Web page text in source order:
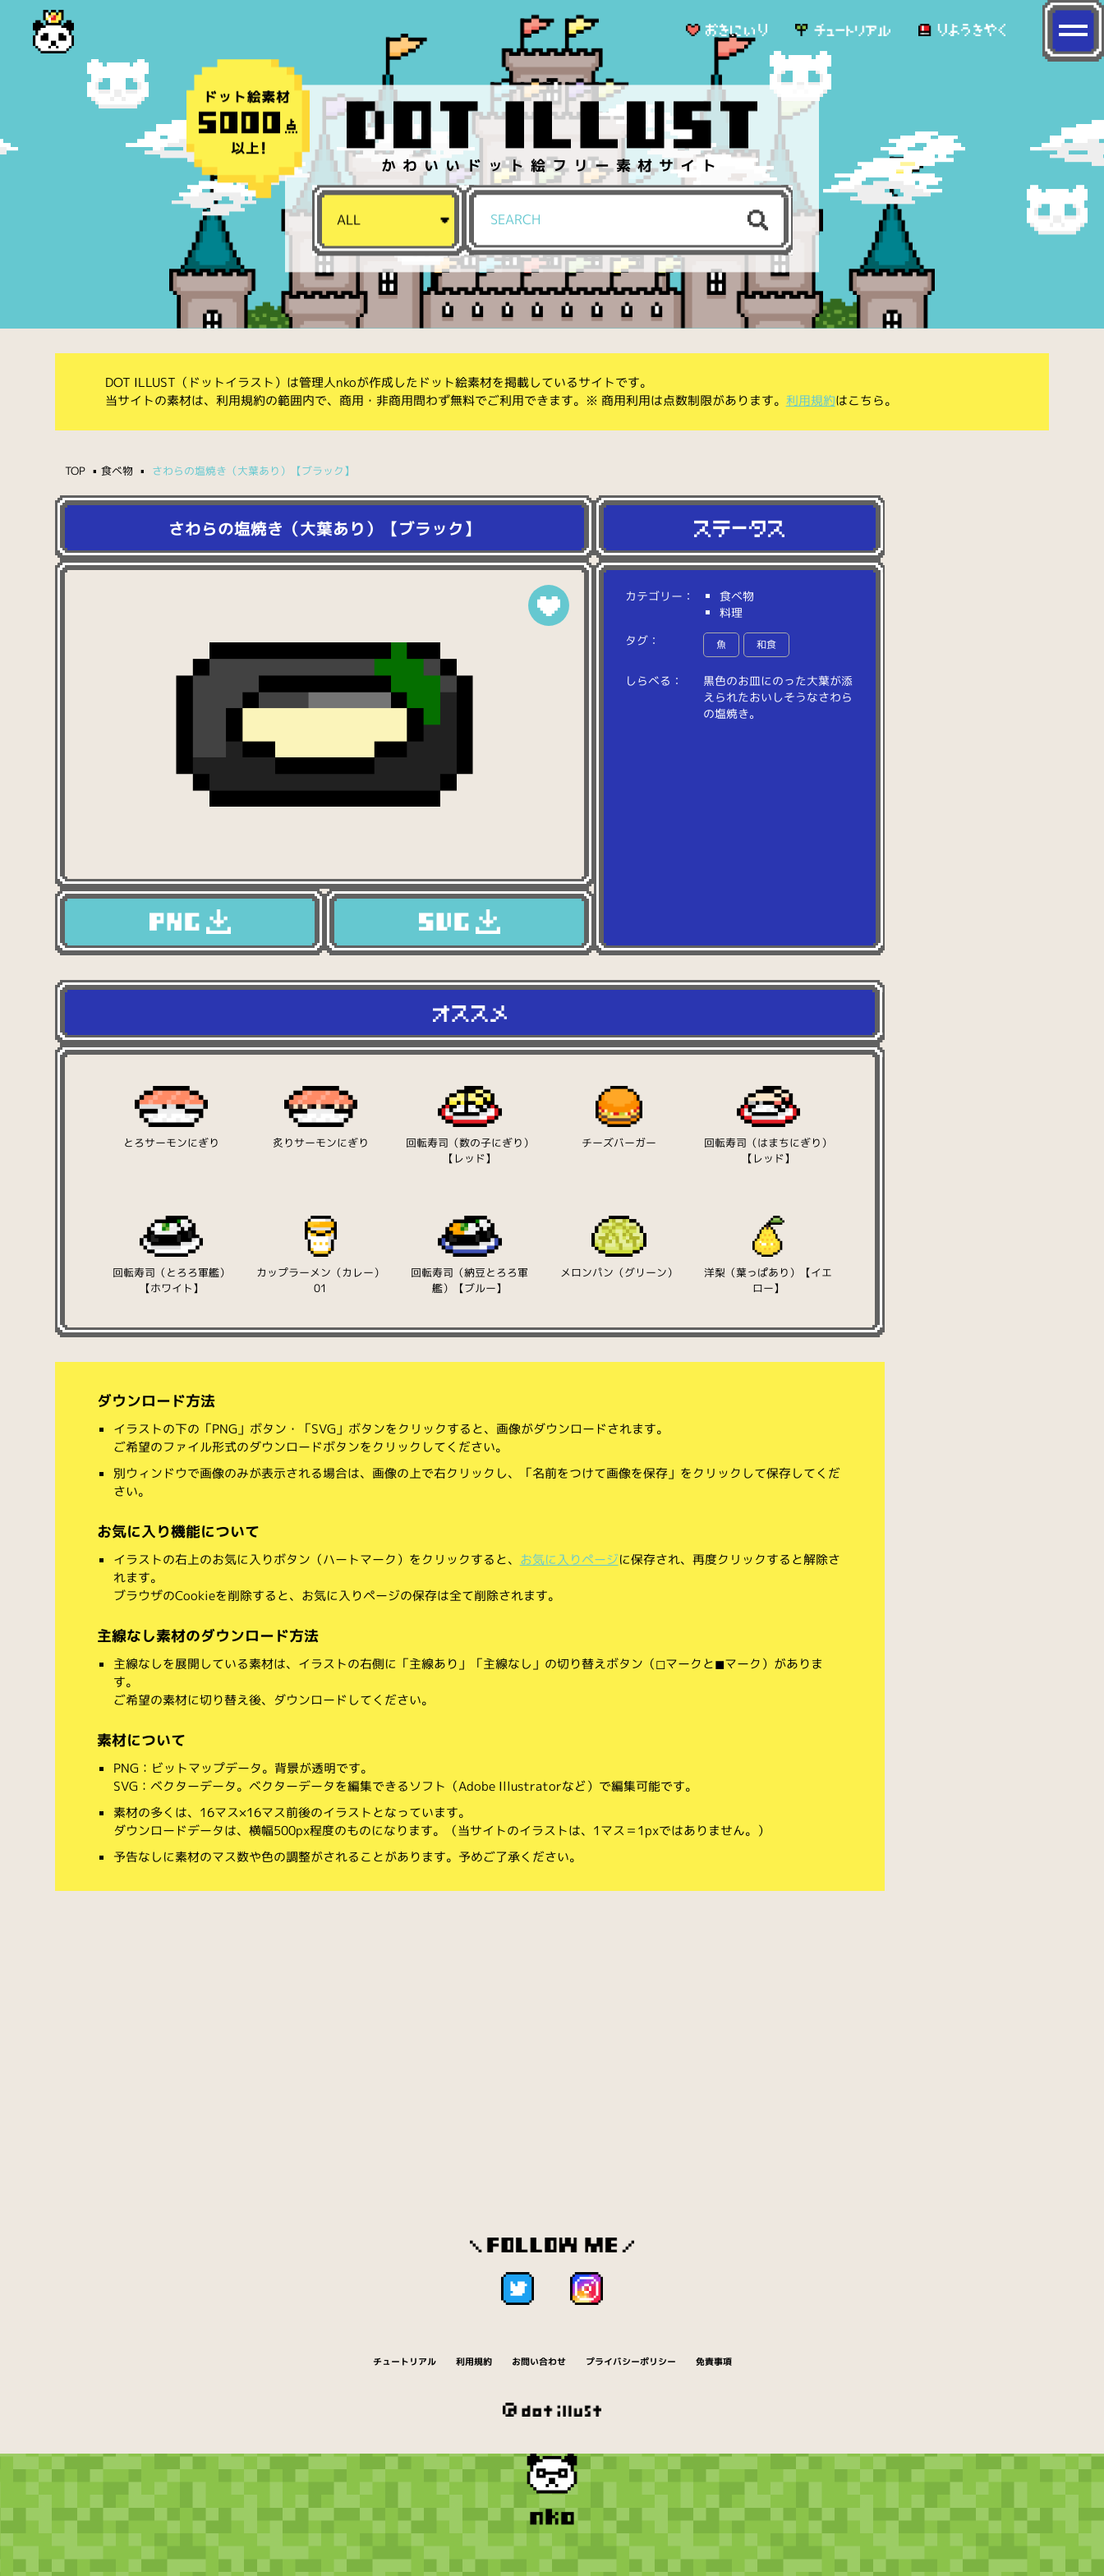
かわいいドット絵フリー素材サイト
DOT ILLUST（ドットイラスト）は管理人nkoが作成したドット絵素材を掲載しているサイトです。
当サイトの素材は、利用規約の範囲内で、商用・非商用問わず無料でご利用できます。※ 商用利用は点数制限があります。 利用規約はこちら。
TOP 食べ物 さわらの塩焼き（大葉あり）【ブラック】
さわらの塩焼き（大葉あり）【ブラック】
カテゴリー：
食べ物
料理
タグ：
魚 和食
しらべる： 黒色のお皿にのった大葉が添
えられたおい しそうなさわら
の塩焼き。
とろサーモンにぎり 炙りサーモンにぎり
回転寿司（数の子にぎり）
【レッド】
チーズバーガー
回転寿司（はまちにぎり）
【レッド】
回転寿司（とろろ軍艦）
【ホワイト】
カップラーメン（カレー）
01
回転寿司（納豆とろろ軍
艦）【ブルー】
メロンパン（グリーン）
洋梨（葉っぱあり）【イエ
ロー】
ダウンロード方法
イラストの下の「PNG」ボタン・「SVG」ボタンをクリックすると、画像がダウンロードされます。
ご希望のファイル形式のダウンロードボタンをクリックしてください。
別ウィンドウで画像のみが表示される場合は、画像の上で右クリックし、「名前をつけて画像を保存」をクリックして保存してくだ
さい。
お気に入り機能について
イラストの右上のお気に入りボタン（ハートマーク）をクリックすると、 お気に入りページに保存され、再度クリックすると解除さ
れます。
ブラウザのCookieを削除すると、お気に入りページの保存は全て削除されます。
主線なし素材のダウンロード方法
主線なしを展開している素材は、イラストの右側に「主線あり」「主線なし」の切り替えボタン（◻︎マークと◼︎マーク）がありま
す。
ご希望の素材に切り替え後、ダウンロードしてください。
素材について
PNG：ビットマップデータ。背景が透明です。
SVG：ベクターデータ。ベクターデータを編集できるソフト（Adobe Illustratorなど）で編集可能です。
素材の多くは、16マス×16マス前後のイラストとなっています。
ダウンロードデータは、横幅500px程度のものになります。（当サイトのイラストは、1マス＝1pxではありません。）
予告なしに素材のマス数や色の調整がされることがあります。予めご了承ください。
チュートリアル 利用規約 お問い合わせ プライバシーポリシー 免責事項